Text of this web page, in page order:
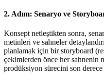
2. Adım: Senaryo ve
Konsept netleştikten sonra,
metinleri ve sahneler
planlamak için bir storyboard
çekimlerden önce her sahnenin
prodüksiyon sürecini son